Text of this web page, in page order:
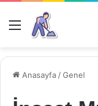
Menü
Anasayfa /Genel